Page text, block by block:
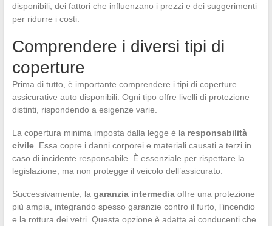
disponibili, dei fattori che influenzano i prezzi e dei suggerimenti
per ridurre i costi.
Comprendere i diversi tipi di
coperture
Prima di tutto, è importante comprendere i tipi di coperture
assicurative auto disponibili. Ogni tipo offre livelli di protezione
distinti, rispondendo a esigenze varie.
La copertura minima imposta dalla legge è la responsabilità
civile. Essa copre i danni corporei e materiali causati a terzi in
caso di incidente responsabile. È essenziale per rispettare la
legislazione, ma non protegge il veicolo dell’assicurato.
Successivamente, la garanzia intermediaoffre una protezione
più ampia, integrando spesso garanzie contro il furto, l’incendio
e la rottura dei vetri. Questa opzione è adatta ai conducenti che